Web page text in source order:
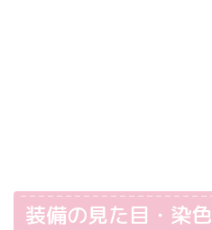
装備の見た目・染色